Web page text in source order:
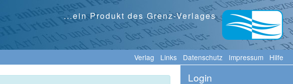
...ein Produkt des Grenz-Verlages
Verlag Links Datenschutz Impressum Hilfe
Login